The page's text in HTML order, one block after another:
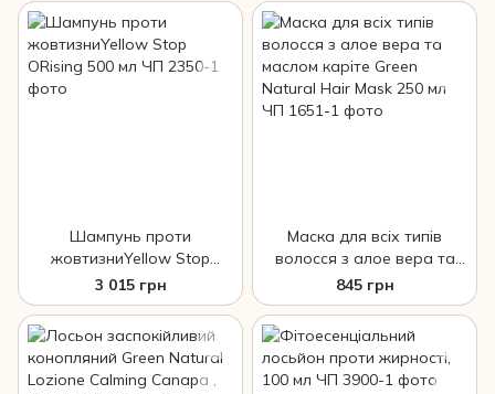
Шампунь проти
жовтизниYellow Stop
ORising 500 мл ЧП
3 015 грн
Маска для всіх типів
волосся з алое вера та
маслом каріте Green
Natural Hair Mask 250 мл
845 грн